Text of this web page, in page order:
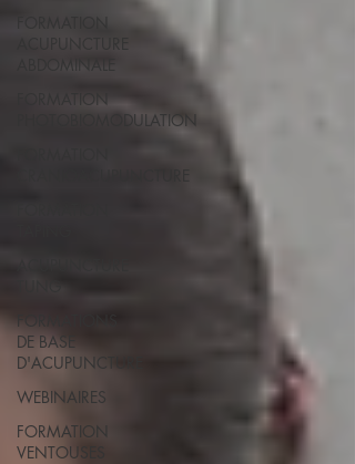
ACUPUNCTURE
ABDOMINALE
FORMATION
PHOTOBIOMODULATION
FORMATIONS
DE BASE
D'ACUPUNCTURE
WEBINAIRES
FORMATION
VENTOUSES